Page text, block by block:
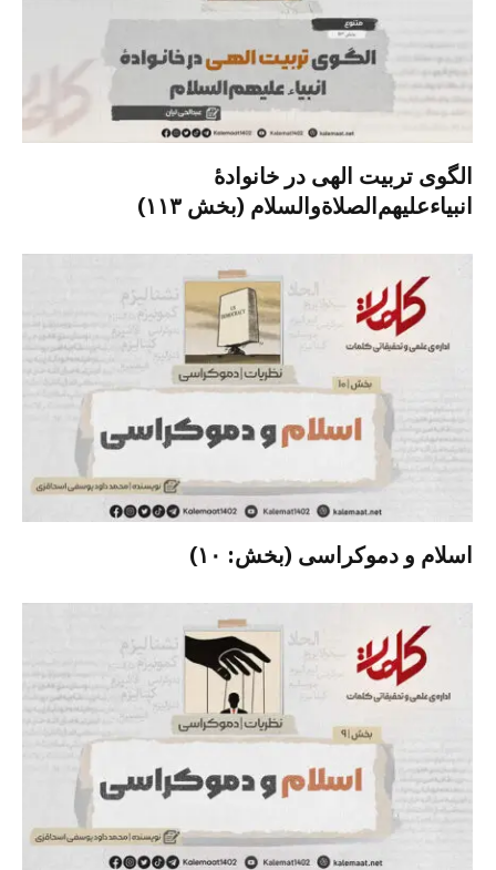
الگوی تربیت الهی در خانوادۀ
انبیاءعلیهم‌الصلاةو‌السلام (بخش ۱۱۳)
اسلام و دموکراسی (بخش: ۱۰)